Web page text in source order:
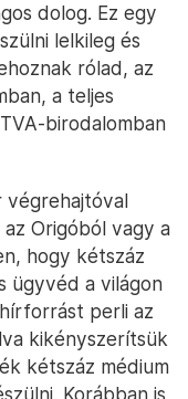
dolog. Ez egy
lelkileg és
rólad, az
a teljes
birodalomban
végrehajtóval
Origóból vagy a
hogy kétszáz
ügyvéd a világon
perli az
kikényszerítsük
kétszáz médium
Korábban is